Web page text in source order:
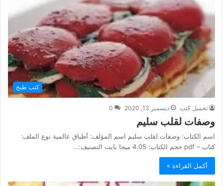
كتب طبخ
تحميل كتب ديسمبر 13, 2020 0
وصفات لقلب سليم
اسم الكتاب: وصفات لقلب سليم اسم المؤلف: أطباق عالمية نوع الملف:
كتاب – pdf حجم الكتاب: 4.05 ميجا بايت التصنيف:…
أكمل القراءة »